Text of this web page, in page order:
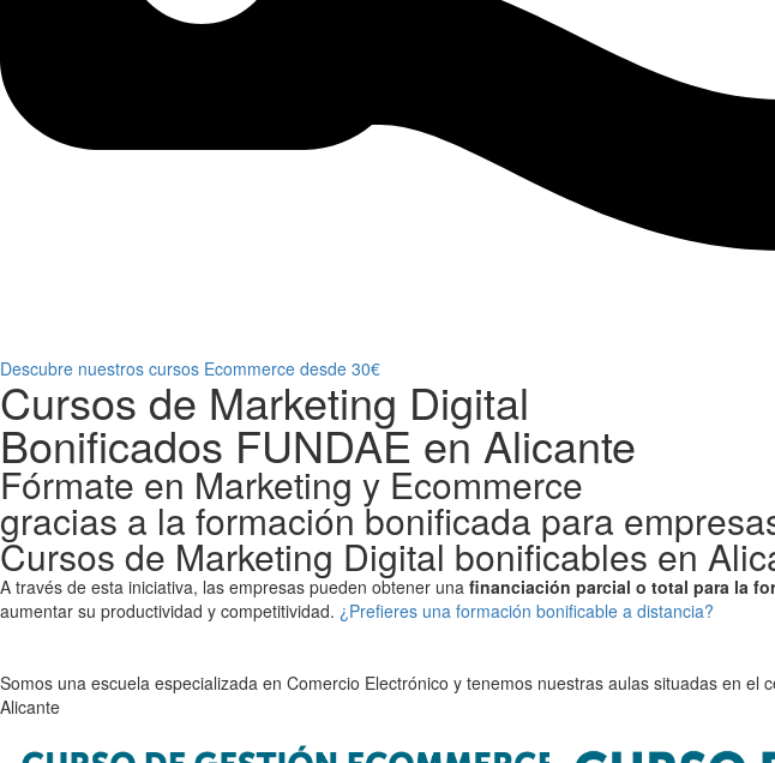
Descubre nuestros cursos Ecommerce desde 30€
Cursos de Marketing Digital
Bonificados FUNDAE en Alicante
Fórmate en Marketing y Ecommerce
gracias a la formación bonificada para
Cursos de Marketing Digital bonificables en
A través de esta iniciativa, las empresas pueden obtener una financiación parcial o total para la
aumentar su productividad y competitividad. ¿Prefieres una formación bonificable a distancia?
Somos una escuela especializada en Comercio Electrónico y tenemos nuestras aulas situadas en
Alicante